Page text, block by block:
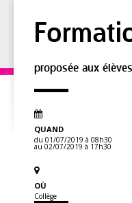
proposée aux
QUAND
du 01/07/2019 à 08h30
au 02/07/2019 à 17h30
OÙ
Collège